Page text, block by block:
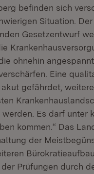
befinden sich
Situation.
Gesetzentwurf
ohnehin
Eine
gefährdet,
Es darf unter
kommen.“ Das
der
Prüfungen durch